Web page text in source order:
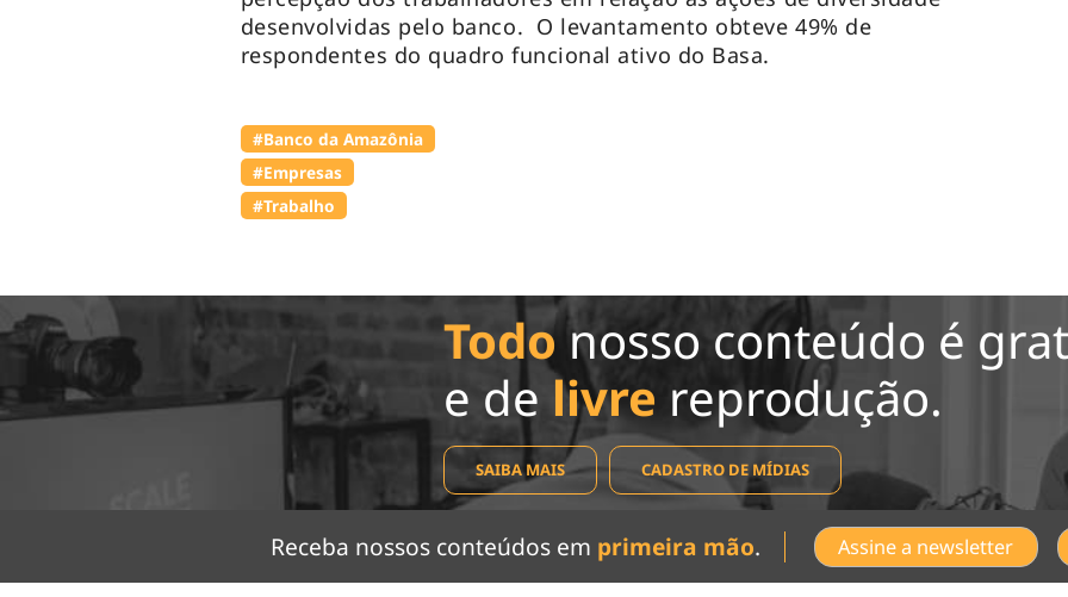
desenvolvidas pelo banco. O levantamento obteve 49% de
respondentes do quadro funcional ativo do Basa.
#Banco da Amazônia
#Empresas
#Trabalho
Todonosso conteúdo é
e de livre reprodução.
SAIBA MAIS CADASTRO DE MÍDIAS
Receba nossos conteúdos em primeira mão. Assine a newsletter